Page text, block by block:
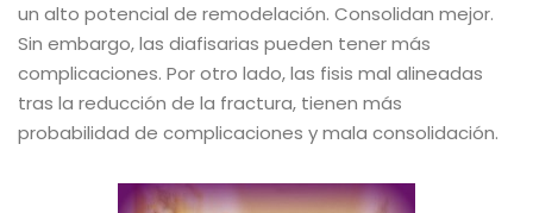
un alto potencial de remodelación. Consolidan mejor.
Sin embargo, las diafisarias pueden tener más
complicaciones. Por otro lado, las fisis mal alineadas
tras la reducción de la fractura, tienen más
probabilidad de complicaciones y mala consolidación.